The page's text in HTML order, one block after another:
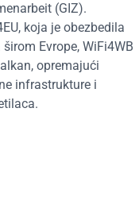
(GIZ).
koja je obezbedila
Evrope, WiFi4WB
opremajući
infrastrukture i